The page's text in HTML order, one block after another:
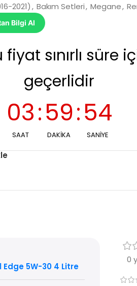
2021) , Bakım Setleri, Megane,
Bilgi Al
fiyat sınırlı süre
geçerlidir
03
SAAT
:59
DAKIKA
:53
SANIYE
Edge 5W-30 4 Litre
0